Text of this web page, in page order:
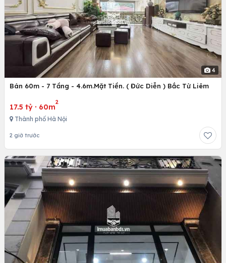
4
Bán 60m - 7 Tầng - 4.6m.Mặt Tiền. ( Đức Diễn ) Bắc Từ Liêm
17.5 tỷ · 60m
2
Thành phố Hà Nội
2 giờ trước